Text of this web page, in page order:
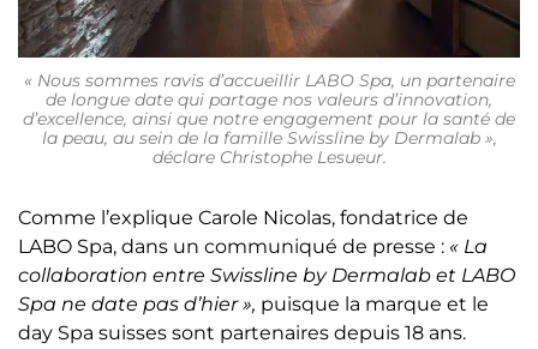
« Nous sommes ravis d’accueillir LABO Spa, un partenaire
de longue date qui partage nos valeurs d’innovation,
d’excellence, ainsi que notre engagement pour la santé de
la peau, au sein de la famille Swissline by Dermalab »,
déclare Christophe Lesueur.
Comme l’explique Carole Nicolas, fondatrice de
LABO Spa, dans un communiqué de presse : « La
collaboration entre Swissline by Dermalab et LABO
Spa ne date pas d’hier », puisque la marque et le
day Spa suisses sont partenaires depuis 18 ans.